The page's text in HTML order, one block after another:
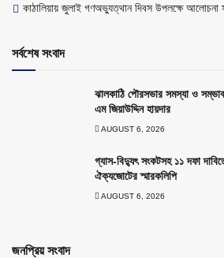
কাঠালিয়ায় জুলাই গণঅভ্যুত্থান দিবস উপলক্ষে আলোচনা
সর্বশেষ সংবাদ
ঝালকাঠি পৌরসভার সমস্যা ও
এম জিয়াউদ্দিন হায়দার
AUGUST 6, 2026
গ্যাস-বিদ্যুৎ সংকটসহ ১১ দফা
ঐক্যজোটের স্মারকলিপি
AUGUST 6, 2026
জনপ্রিয় সংবাদ